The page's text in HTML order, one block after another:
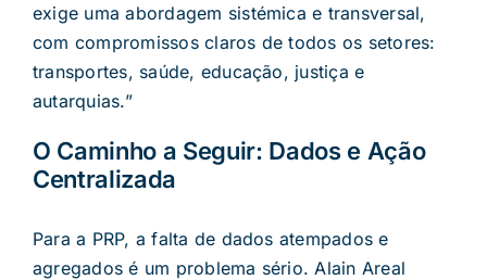
exige uma abordagem sistémica e transversal,
com compromissos claros de todos os setores:
transportes, saúde, educação, justiça e
autarquias.”
O Caminho a Seguir: Dados e Ação
Centralizada
Para a PRP, a falta de dados atempados e
agregados é um problema sério. Alain Areal